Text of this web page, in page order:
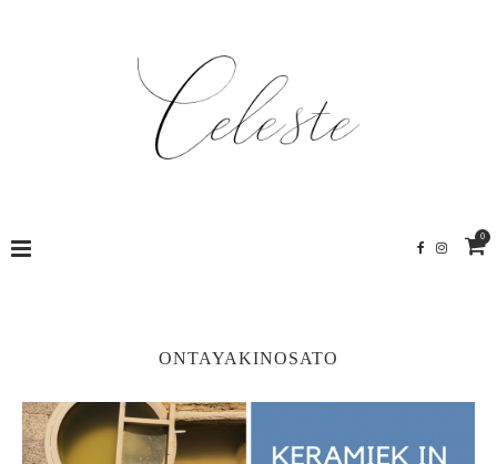
0
ONTAYAKINOSATO